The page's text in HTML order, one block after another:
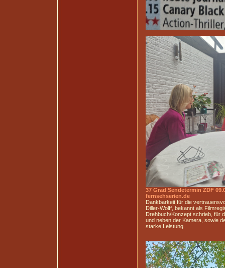
37 Grad Sendetermin ZDF
fernsehserien.de
Dankbarkeit für die
Diller-Wolff, bekannt als
Drehbuch/Konzept schrieb, für
und neben der Kamera, sowie
starke Leistung.